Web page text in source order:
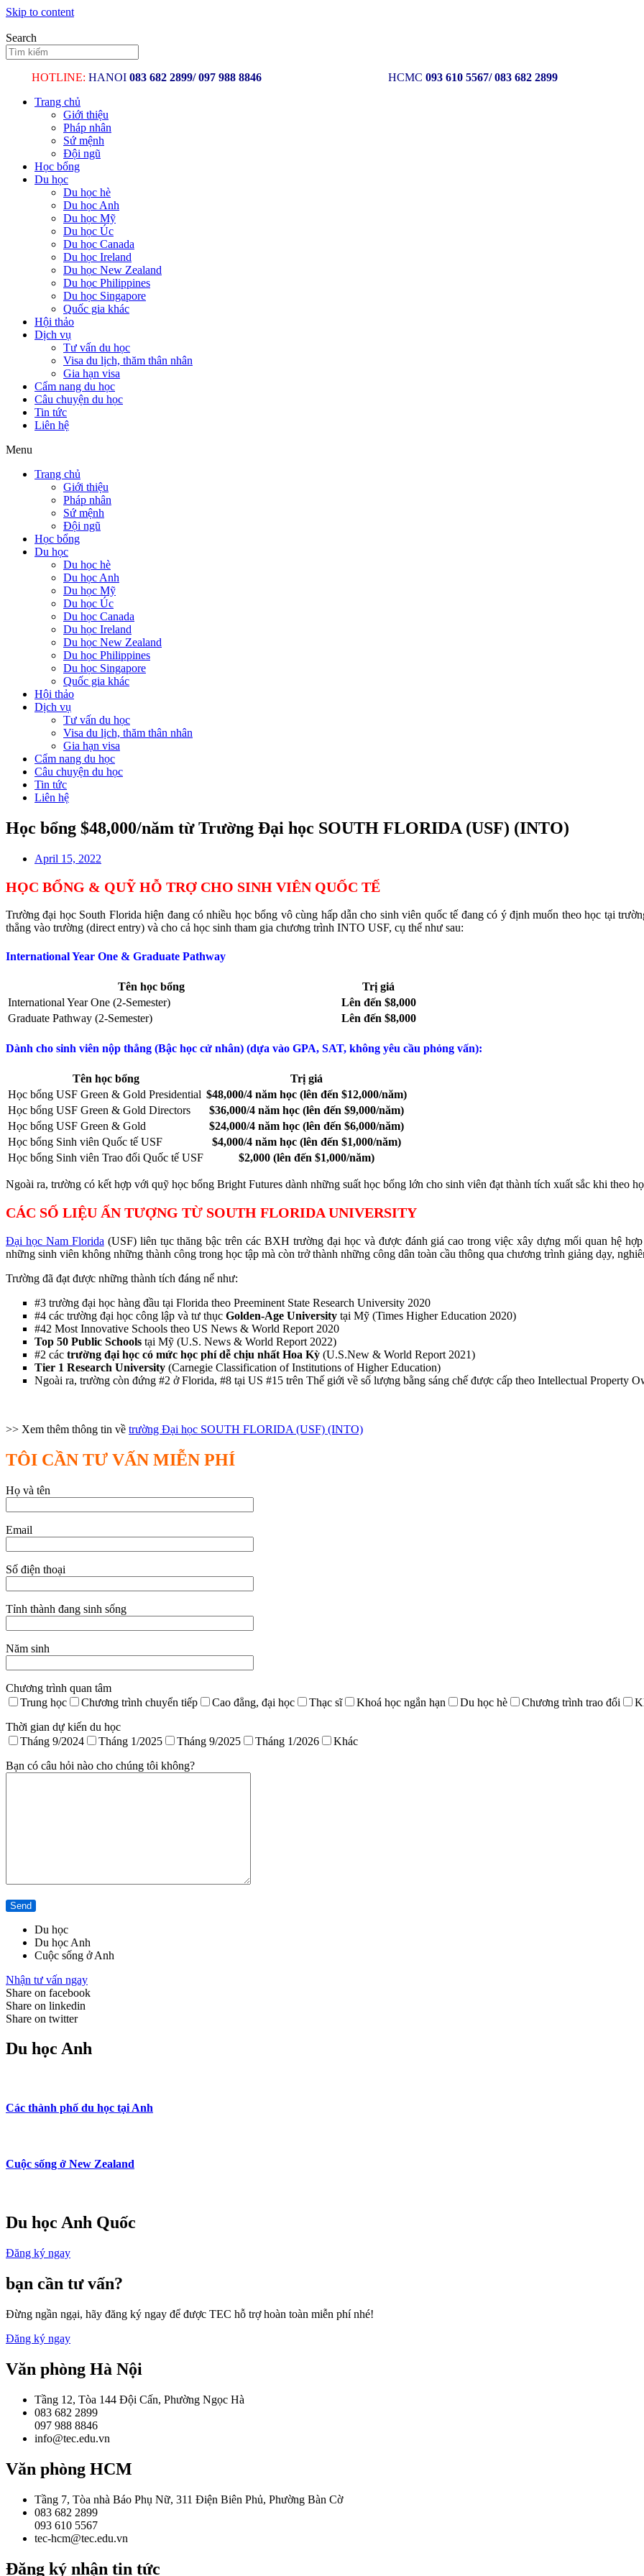
Skip to content
Search
HOTLINE: HANOI 083 682 2899/097 988 8846 HCMC 093 610 5567/ 083 682 2899
Trang chủ
Giới thiệu
Pháp nhân
Sứ mệnh
Đội ngũ
Học bổng
Du học
Du học hè
Du học Anh
Du học Mỹ
Du học Úc
Du học Canada
Du học Ireland
Du học New Zealand
Du học Philippines
Du học Singapore
Quốc gia khác
Hội thảo
Dịch vụ
Tư vấn du học
Visa du lịch, thăm thân nhân
Gia hạn visa
Cẩm nang du học
Câu chuyện du học
Tin tức
Liên hệ
Menu
Trang chủ
Giới thiệu
Pháp nhân
Sứ mệnh
Đội ngũ
Học bổng
Du học
Du học hè
Du học Anh
Du học Mỹ
Du học Úc
Du học Canada
Du học Ireland
Du học New Zealand
Du học Philippines
Du học Singapore
Quốc gia khác
Hội thảo
Dịch vụ
Tư vấn du học
Visa du lịch, thăm thân nhân
Gia hạn visa
Cẩm nang du học
Câu chuyện du học
Tin tức
Liên hệ
Học bổng $48,000/năm từ Trường Đại học SOUTH FLORIDA (USF) (INTO)
April 15, 2022
HỌC BỔNG & QUỸ HỖ TRỢ CHO SINH VIÊN QUỐC TẾ
Trường đại học South Florida hiện đang có nhiều học bổng vô cùng hấp dẫn cho sinh viên quốc tế đang có ý định muốn theo học tại
thẳng vào trường (direct entry) và cho cả học sinh tham gia chương trình INTO USF, cụ thể như sau:
International Year One & Graduate Pathway
Tên học bổng
Trị giá
International Year One (2-Semester)
Lên đến $8,000
Graduate Pathway (2-Semester)
Lên đến $8,000
Dành cho sinh viên nộp thẳng (Bậc học cử nhân) (dựa vào GPA, SAT, không yêu cầu phỏng vấn):
Tên học bổng
Trị giá
Học bổng USF Green & Gold Presidential $48,000/4 năm học (lên đến $12,000/năm)
Học bổng USF Green & Gold Directors
$36,000/4 năm học (lên đến $9,000/năm)
Học bổng USF Green & Gold
$24,000/4 năm học (lên đến $6,000/năm)
Học bổng Sinh viên Quốc tế USF
$4,000/4 năm học (lên đến $1,000/năm)
Học bổng Sinh viên Trao đổi Quốc tế USF
$2,000 (lên đến $1,000/năm)
Ngoài ra, trường có kết hợp với quỹ học bổng Bright Futures dành những suất học bổng lớn cho sinh viên đạt thành tích xuất sắc khi theo
CÁC SỐ LIỆU ẤN TƯỢNG TỪ SOUTH FLORIDA UNIVERSITY
Đại học Nam Florida (USF) liên tục thăng bậc trên các BXH trường đại học và được đánh giá cao trong việc xây dựng mối quan hệ
những sinh viên không những thành công trong học tập mà còn trở thành những công dân toàn cầu thông qua chương trình giảng dạy,
Trường đã đạt được những thành tích đáng nể như:
#3 trường đại học hàng đầu tại Florida theo Preeminent State Research University 2020
#4 các trường đại học công lập và tư thục Golden-Age University tại Mỹ (Times Higher Education 2020)
#42 Most Innovative Schools theo US News & World Report 2020
Top 50 Public Schools tại Mỹ (U.S. News & World Report 2022)
#2 các trường đại học có mức học phí dễ chịu nhất Hoa Kỳ (U.S.New & World Report 2021)
Tier 1 Research University (Carnegie Classification of Institutions of Higher Education)
Ngoài ra, trường còn đứng #2 ở Florida, #8 tại US #15 trên Thế giới về số lượng bằng sáng chế được cấp theo Intellectual Property
>> Xem thêm thông tin về trường Đại học SOUTH FLORIDA (USF) (INTO)
TÔI CẦN TƯ VẤN MIỄN PHÍ
Họ và tên
Email
Số điện thoại
Tỉnh thành đang sinh sống
Năm sinh
Chương trình quan tâm
Trung học
Chương trình chuyển tiếp Cao đẳng, đại học Thạc sĩ Khoá học ngắn hạn Du học hè Chương trình trao đổi
Thời gian dự kiến du học
Tháng 9/2024
Tháng 1/2025 Tháng 9/2025 Tháng 1/2026
Khác
Bạn có câu hỏi nào cho chúng tôi không?
Du học
Du học Anh
Cuộc sống ở Anh
Nhận tư vấn ngay
Share on facebook
Share on linkedin
Share on twitter
Du học Anh
Các thành phố du học tại Anh
Cuộc sống ở New Zealand
Du học Anh Quốc
Đăng ký ngay
bạn cần tư vấn?
Đừng ngần ngại, hãy đăng ký ngay để được TEC hỗ trợ hoàn toàn miễn phí nhé!
Đăng ký ngay
Văn phòng Hà Nội
Tầng 12, Tòa 144 Đội Cấn, Phường Ngọc Hà
083 682 2899
097 988 8846
info@tec.edu.vn
Văn phòng HCM
Tầng 7, Tòa nhà Báo Phụ Nữ, 311 Điện Biên Phủ, Phường Bàn Cờ
083 682 2899
093 610 5567
tec-hcm@tec.edu.vn
Đăng ký nhận tin tức